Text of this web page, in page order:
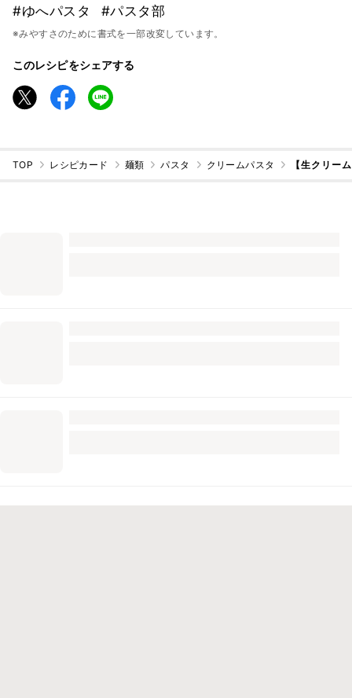
#ゆへパスタ
#パスタ部
※みやすさのために書式を一部改変しています。
このレシピをシェアする
TOP レシピカード 麺類 パスタ クリームパスタ 【生クリー